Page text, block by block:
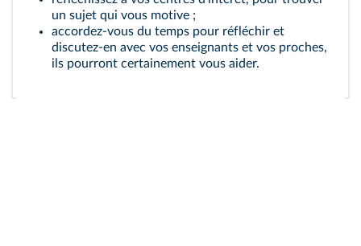
un sujet qui vous motive ;
accordez-vous du temps pour réfléchir et
discutez-en avec vos enseignants et vos proches,
ils pourront certainement vous aider.